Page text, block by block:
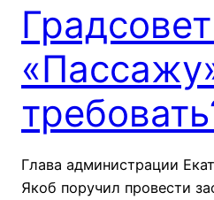
Глава администрации
Якоб поручил провести